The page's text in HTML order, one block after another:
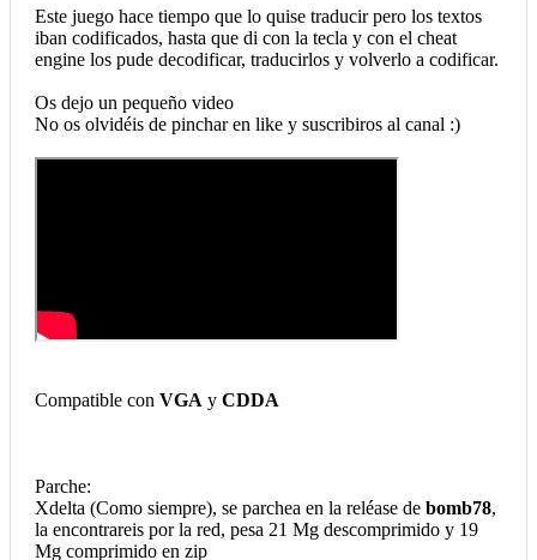
Este juego hace tiempo que lo quise traducir pero los textos
iban codificados, hasta que di con la tecla y con el cheat
engine los pude decodificar, traducirlos y volverlo a codificar.
Os dejo un pequeño video
No os olvidéis de pinchar en like y suscribiros al canal :)
Compatible con VGA y CDDA
Parche:
Xdelta (Como siempre), se parchea en la reléase de bomb78,
la encontrareis por la red, pesa 21 Mg descomprimido y 19
Mg comprimido en zip